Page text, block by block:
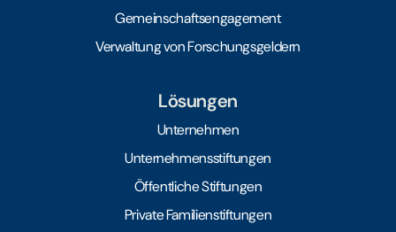
Gemeinschaftsengagement
Verwaltung von Forschungsgeldern
Lösungen
Unternehmen
Unternehmensstiftungen
Öffentliche Stiftungen
Private Familienstiftungen